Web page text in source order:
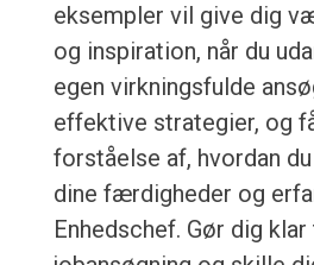
eksempler vil give dig
og inspiration, når du
egen virkningsfulde
effektive strategier, og
forståelse af, hvordan
dine færdigheder og
Enhedschef. Gør dig